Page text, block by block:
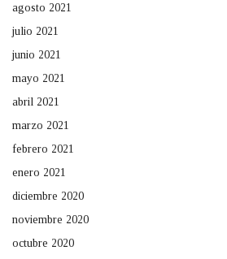
agosto 2021
julio 2021
junio 2021
mayo 2021
abril 2021
marzo 2021
febrero 2021
enero 2021
diciembre 2020
noviembre 2020
octubre 2020